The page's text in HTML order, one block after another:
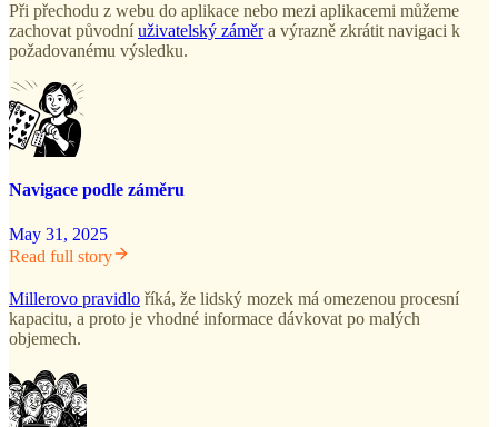
Při přechodu z webu do aplikace nebo mezi aplikacemi můžeme
zachovat původníuživatelský záměra výrazně zkrátit navigaci k
požadovanému výsledku.
Navigace podle záměru
May 31, 2025
Read full story
Millerovo pravidlo říká, že lidský mozek má omezenou procesní
kapacitu, a proto je vhodné informace dávkovat po malých
objemech.